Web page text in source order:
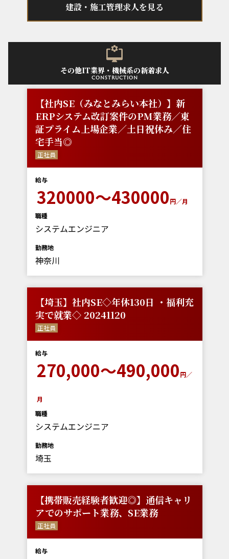
建設・施工管理求人を見る
その他IT業界・機械系の新着求人
construction
【社内SE（みなとみらい本社）】新
ERPシステム改訂案件のPM業務／東
証プライム上場企業／土日祝休み／住
宅手当◎
正社員
給与
320000～430000円／月
職種
システムエンジニア
勤務地
神奈川
【埼玉】社内SE◇年休130日 ・福利充
実で就業◇ 20241120
正社員
給与
270,000～490,000円／
月
職種
システムエンジニア
勤務地
埼玉
【携帯販売経験者歓迎◎】通信キャリ
アでのサポート業務、SE業務
正社員
給与